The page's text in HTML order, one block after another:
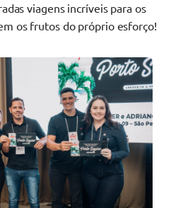
viagens incríveis para os
os frutos do próprio esforço!